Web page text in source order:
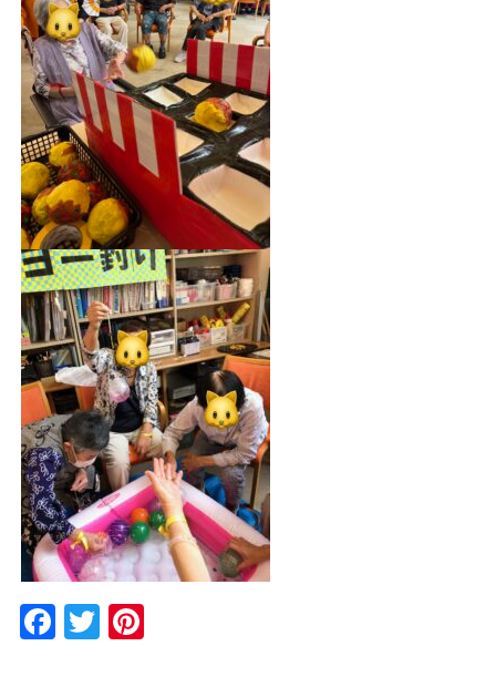
Facebook
Twitter